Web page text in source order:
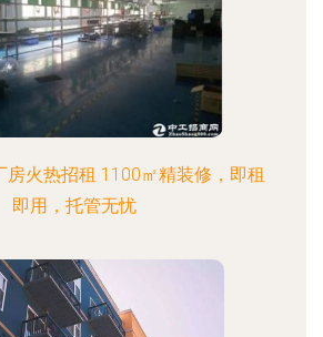
房火热招租 1100㎡精装修，即租
即用，托管无忧